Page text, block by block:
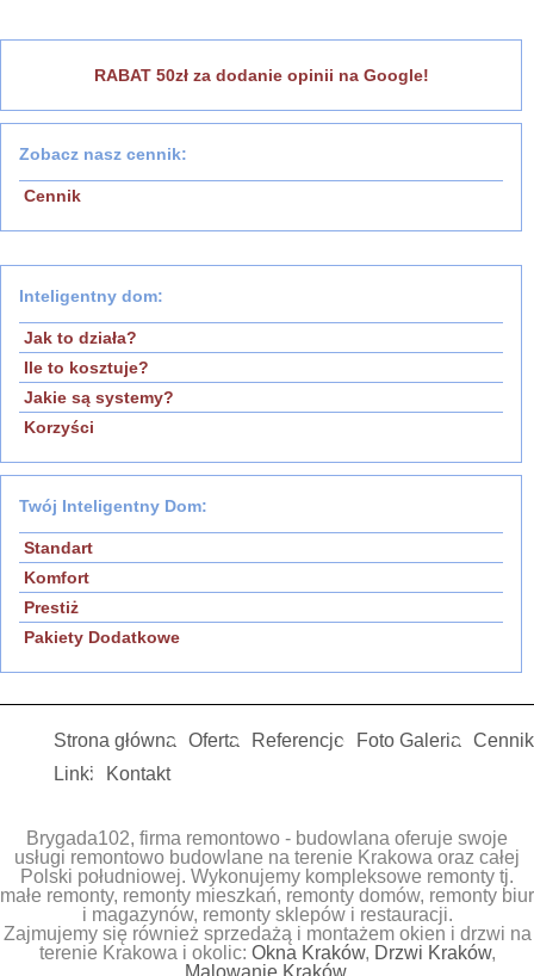
RABAT 50zł za dodanie opinii na Google!
Zobacz nasz cennik:
Cennik
Inteligentny dom:
Jak to działa?
Ile to kosztuje?
Jakie są systemy?
Korzyści
Twój Inteligentny Dom:
Standart
Komfort
Prestiż
Pakiety Dodatkowe
Strona główna Oferta Referencje Foto Galeria
Cennik
Linki
Kontakt
Brygada102, firma remontowo - budowlana oferuje swoje
usługi remontowo budowlane na terenie Krakowa oraz całej
Polski południowej. Wykonujemy kompleksowe remonty tj.
małe remonty, remonty mieszkań, remonty domów, remonty biur
i magazynów, remonty sklepów i restauracji.
Zajmujemy się również sprzedażą i montażem okien i drzwi na
terenie Krakowa i okolic: Okna Kraków, Drzwi Kraków,